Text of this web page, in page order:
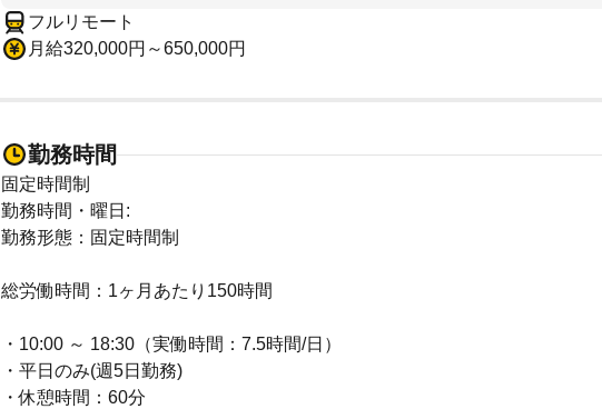
フルリモート
月給320,000円～650,000円
勤務時間
固定時間制
勤務時間・曜日:
勤務形態：固定時間制
総労働時間：1ヶ月あたり150時間
・10:00 ～ 18:30（実働時間：7.5時間/日）
・平日のみ(週5日勤務)
・休憩時間：60分